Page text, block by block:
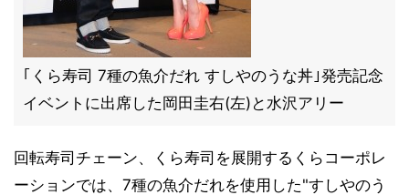
｢くら寿司 7種の魚介だれ すしやのうな丼｣発売記念
イベントに出席した岡田圭右(左)と水沢アリー
回転寿司チェーン、くら寿司を展開するくらコーポレ
ーションでは、7種の魚介だれを使用した"すしやのう